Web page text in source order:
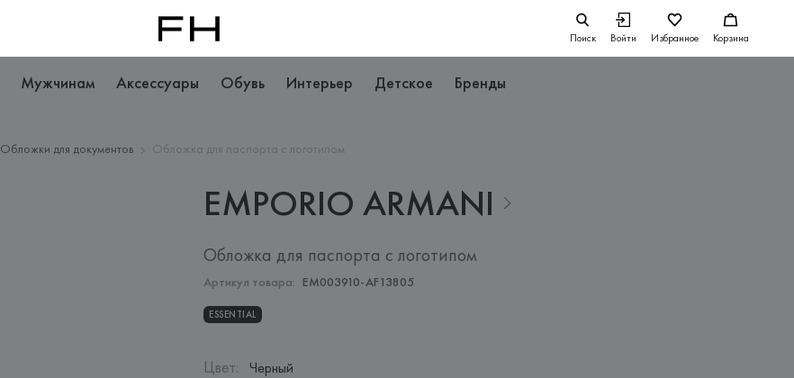
Поиск Войти Избранное Корзина
Мужчинам Аксессуары Обувь Интерьер Детское Бренды
Обложки для документов Обложка для паспорта с логотипом
EMPORIO ARMANI
Обложка для паспорта с логотипом
Артикул товара: EM003910-AF13805
ESSENTIAL
Цвет: Черный